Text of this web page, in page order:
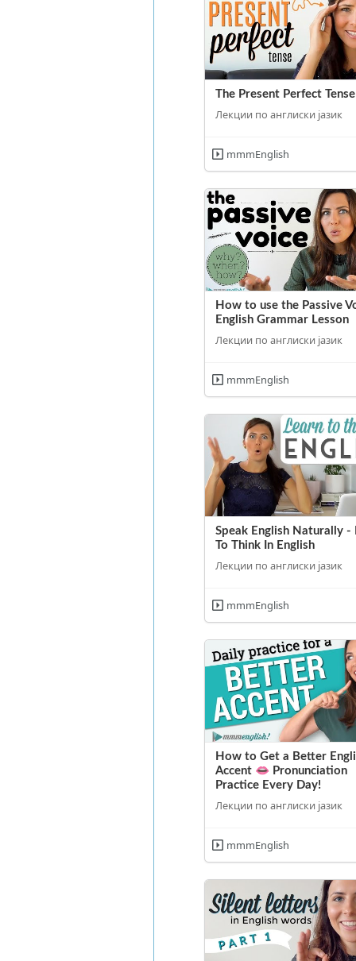
The Present Perfect Tense
Лекции по англиски јазик
mmmEnglish
How to use the Passive
English Grammar Lesson
Лекции по англиски јазик
mmmEnglish
Speak English Naturally -
To Think In English
Лекции по англиски јазик
mmmEnglish
How to Get a Better
Accent 👄 Pronunciation
Practice Every Day!
Лекции по англиски јазик
mmmEnglish